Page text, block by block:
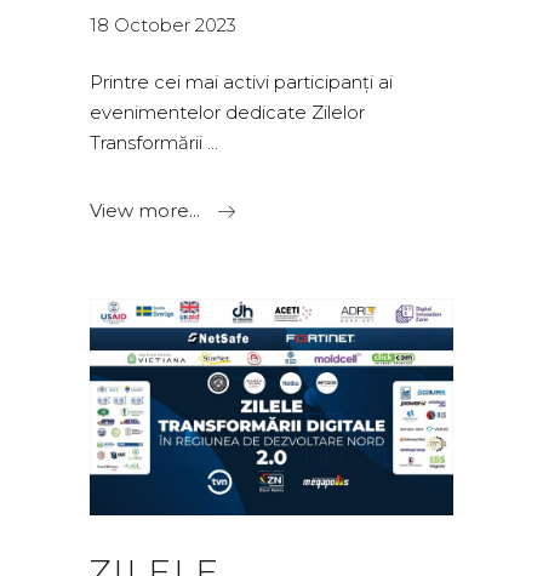
18 October 2023
Printre cei mai activi participanți ai
evenimentelor dedicate Zilelor
Transformării
View more...